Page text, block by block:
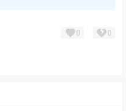
0 0